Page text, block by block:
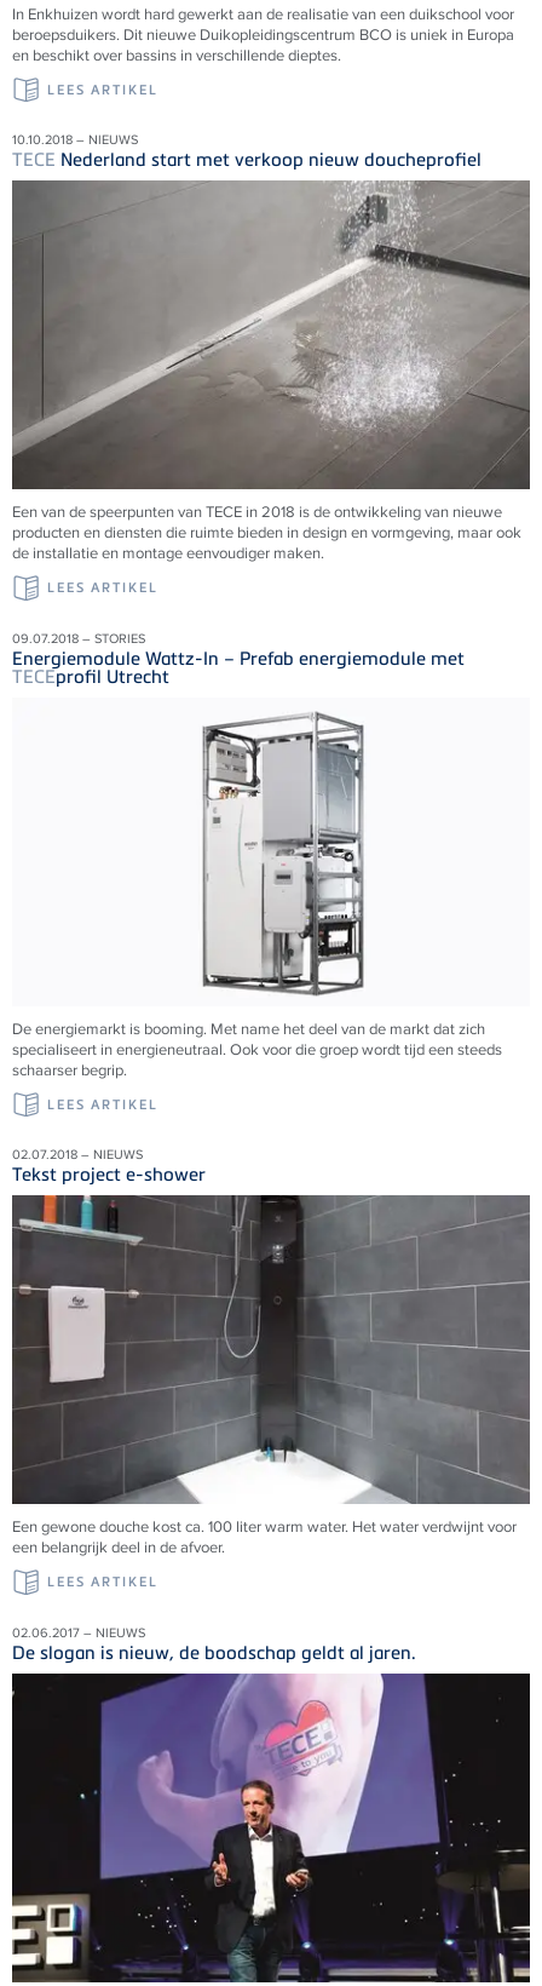
In Enkhuizen wordt hard gewerkt aan de realisatie van een duikschool voor
beroepsduikers. Dit nieuwe Duikopleidingscentrum BCO is uniek in Europa
en beschikt over bassins in verschillende dieptes.
LEES ARTIKEL
10.10.2018 – NIEUWS
TECE Nederland start met verkoop nieuw doucheprofiel
Een van de speerpunten van TECE in 2018 is de ontwikkeling van nieuwe
producten en diensten die ruimte bieden in design en vormgeving, maar ook
de installatie en montage eenvoudiger maken.
LEES ARTIKEL
09.07.2018 – STORIES
Energiemodule Wattz-In – Prefab energiemodule met
TECEprofil Utrecht
De energiemarkt is booming. Met name het deel van de markt dat zich
specialiseert in energieneutraal. Ook voor die groep wordt tijd een steeds
schaarser begrip.
LEES ARTIKEL
02.07.2018 – NIEUWS
Tekst project e-shower
Een gewone douche kost ca. 100 liter warm water. Het water verdwijnt voor
een belangrijk deel in de afvoer.
LEES ARTIKEL
02.06.2017 – NIEUWS
De slogan is nieuw, de boodschap geldt al jaren.